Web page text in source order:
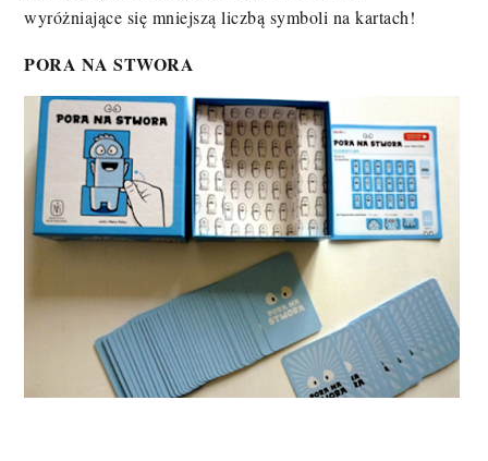
wyróżniające się mniejszą liczbą symboli na kartach!
PORA NA STWORA